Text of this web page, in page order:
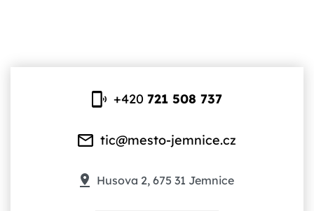
+420721 508 737
tic@mesto-jemnice.cz
Husova 2, 675 31 Jemnice